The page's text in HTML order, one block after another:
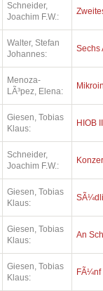
Schneider,
Joachim F.W.:
Walter, Stefan
Johannes:
Sechs
Menoza-
LÃ³pez, Elena:
Giesen, Tobias
Klaus:
HIOB II
Schneider,
Joachim F.W.:
Giesen, Tobias
Klaus:
Giesen, Tobias
Klaus:
An
Giesen, Tobias
Klaus:
FÃ¼nf